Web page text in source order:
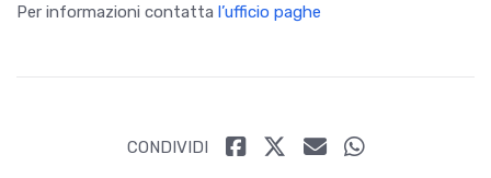
Per informazioni contatta l’ufficio paghe
CONDIVIDI